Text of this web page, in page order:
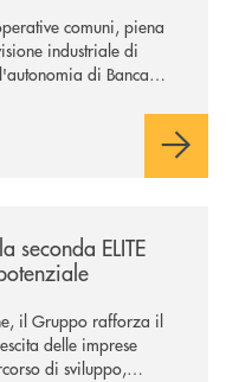
comuni, piena
industriale di
di Banca
dell’operazione.
seconda ELITE
il Gruppo rafforza il
delle imprese
di sviluppo,